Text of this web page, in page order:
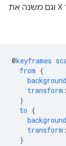
לדוגמה, הנה אנימציה שמגדילה רכיב בציר X וגם משנה את
@keyframes
from {
transform :
}
to {
transform :
}